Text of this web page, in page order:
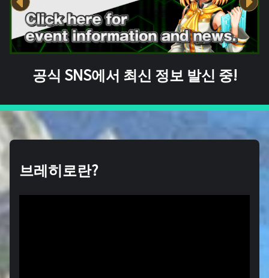
공식 SNS에서 최신 정보 발신 중!
브레히로란?